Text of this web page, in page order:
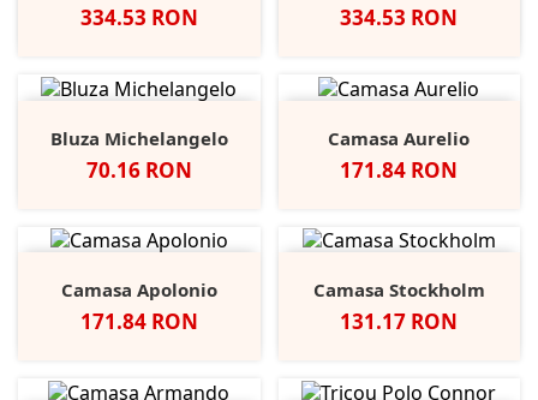
Pret
334.53 RON Pret
334.53 RON
Bluza Michelangelo
Pret
70.16 RON
Camasa Aurelio
Pret
171.84 RON
Camasa Apolonio
Pret
171.84 RON
Camasa Stockholm
Pret
131.17 RON